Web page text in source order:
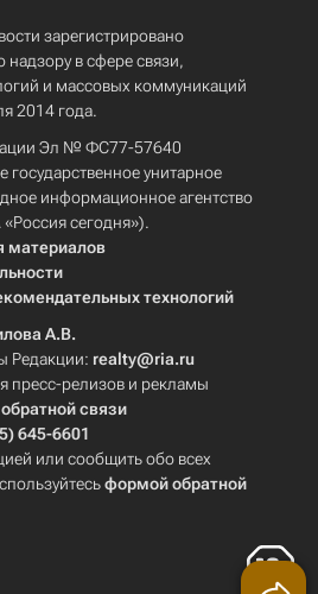
зарегистрировано
в сфере связи,
и массовых коммуникаций
2014 года.
Эл № ФС77-57640
унитарное
информационное агентство
сегодня»).
материалов
технологий
А.В.
Редакции: realty@ria.ru
пресс-релизов и рекламы
связи
645-6601
или сообщить обо всех
формой обратной